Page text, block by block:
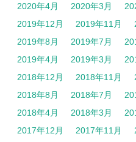
2020年4月
2020年3月
2019年12月
2019年11月
2019年8月
2019年7月
2019年4月
2019年3月
2018年12月
2018年11月
2018年8月
2018年7月
2018年4月
2018年3月
2017年12月
2017年11月